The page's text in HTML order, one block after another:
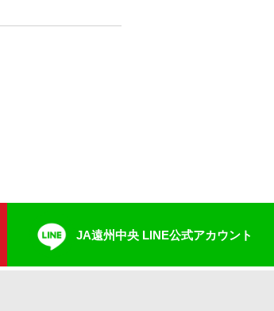
JA遠州中央 LINE公式アカウント